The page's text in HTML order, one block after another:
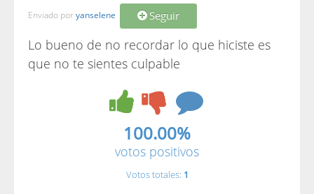
Enviado por yanselene Seguir
Lo bueno de no recordar lo que hiciste es
que no te sientes culpable
100.00%
votos positivos
Votos totales: 1